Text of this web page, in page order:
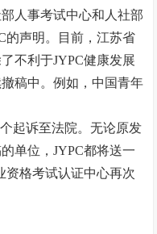
人事考试中心和人社部
的声明。目前，江苏省
不利于JYPC健康发展
稿中。例如，中国青年
起诉至法院。无论原发
单位，JYPC都将送一
资格考试认证中心再次